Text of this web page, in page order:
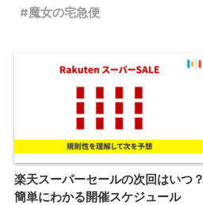
魔女の宅急便
楽天スーパーセールの次回はいつ？
簡単にわかる開催スケジュール